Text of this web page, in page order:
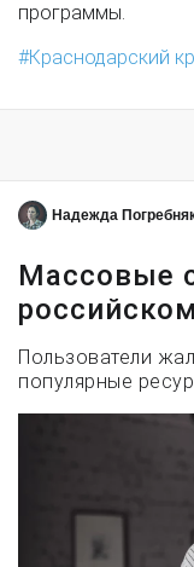
программы.
Краснодарский
Надежда
Массовые
Пользователи
популярные